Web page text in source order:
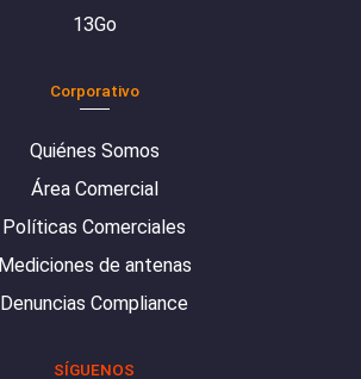
13Go
Corporativo
Quiénes Somos
Área Comercial
Políticas Comerciales
Mediciones de antenas
Denuncias Compliance
SÍGUENOS